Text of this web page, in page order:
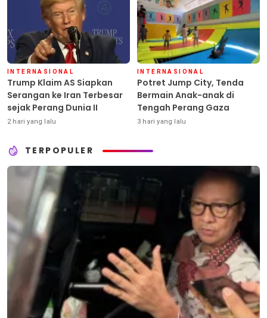
INTERNASIONAL
Trump Klaim AS Siapkan
Serangan ke Iran Terbesar
sejak Perang Dunia II
2 hari yang lalu
INTERNASIONAL
Potret Jump City, Tenda
Bermain Anak-anak di
Tengah Perang Gaza
3 hari yang lalu
TERPOPULER